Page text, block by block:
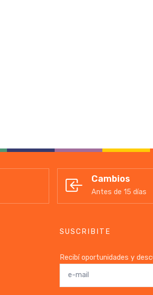
Cambios
Antes de 15 días
SUSCRIBITE
Recibí oportunidades y